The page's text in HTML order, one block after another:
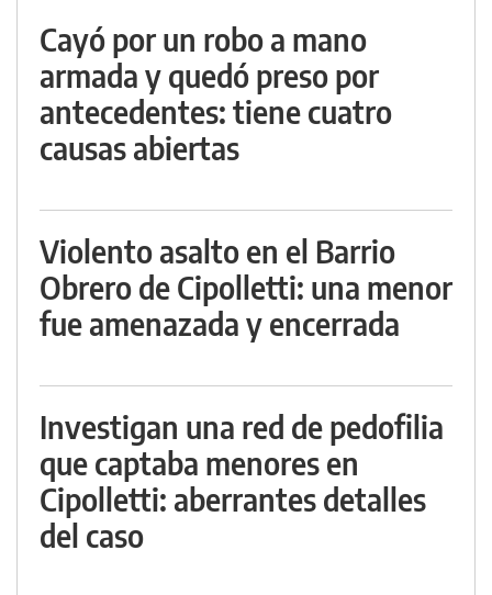
Cayó por un robo a mano
armada y quedó preso por
antecedentes: tiene cuatro
causas abiertas
Violento asalto en el Barrio
Obrero de Cipolletti: una menor
fue amenazada y encerrada
Investigan una red de pedofilia
que captaba menores en
Cipolletti: aberrantes detalles
del caso